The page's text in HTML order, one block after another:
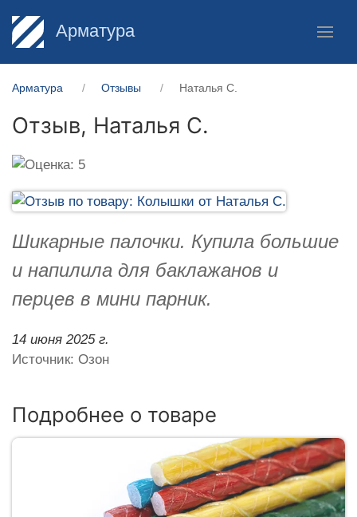
Арматура
Арматура Отзывы Наталья С.
Отзыв, Наталья С.
Шикарные палочки. Купила большие
и напилила для баклажанов и
перцев в мини парник.
14 июня 2025 г.
Источник: Озон
Подробнее о товаре